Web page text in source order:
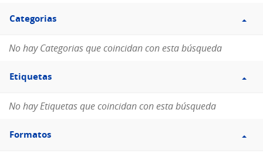
Filtro
Categorias
Categorias
No hay Categorias que coincidan con esta búsqueda
Filtro
Etiquetas
Etiquetas
No hay Etiquetas que coincidan con esta búsqueda
Filtro
Formatos
Formatos